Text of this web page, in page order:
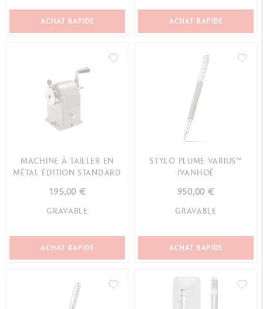
ACHAT RAPIDE ACHAT RAPIDE
MACHINE À TAILLER EN
MÉTAL ÉDITION STANDARD
195,00 €
GRAVABLE
ACHAT RAPIDE
STYLO PLUME VARIUS™
IVANHOÉ
950,00 €
GRAVABLE
ACHAT RAPIDE